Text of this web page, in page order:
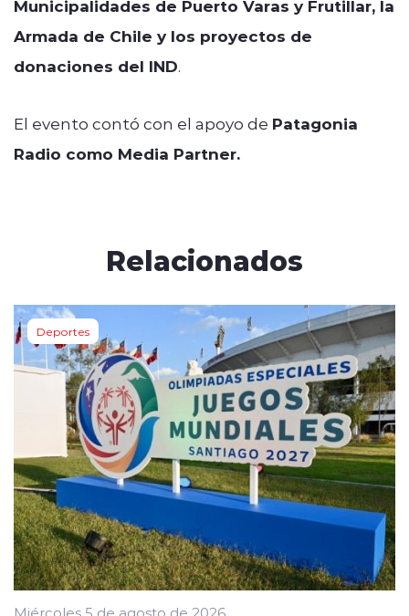
Municipalidades de Puerto Varas y Frutillar, la
Armada de Chile y los proyectos de
donaciones del IND.
El evento contó con el apoyo de Patagonia
Radio como Media Partner.
Relacionados
Deportes